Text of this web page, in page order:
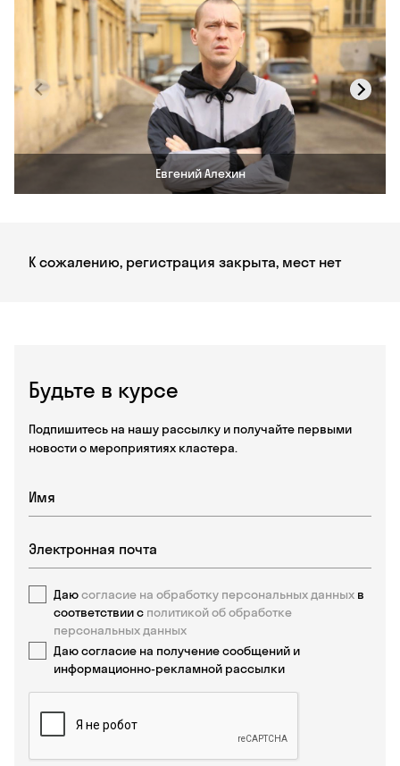
Будьте в курсе
Подпишитесь на нашу рассылку и получайте первыми
новости о мероприятиях кластера.
Даюсогласие на обработку персональных данных в
соответствии с политикой об обработке
персональных данных
Даю согласие на получение сообщений и
информационно-рекламной рассылки
Евгений Алехин
К сожалению, регистрация закрыта, мест нет